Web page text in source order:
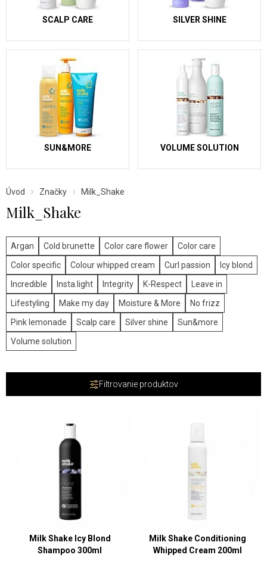
Úvod Značky Milk_Shake
Milk_Shake
Argan Cold brunette Color care flower
Color care
Color specific
Colour whipped cream Curl passion
Icy blond
Incredible
Insta.light Integrity K-Respect
Leave in
Lifestyling
Make my day Moisture & More
No frizz
Pink lemonade
Scalp care Silver shine
Sun&more
Volume solution
SCALP CARE SILVER SHINE
SUN&MORE VOLUME SOLUTION
Filtrovanie produktov
Milk Shake Icy Blond
Shampoo 300ml
Milk Shake Conditioning
Whipped Cream 200ml